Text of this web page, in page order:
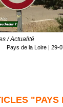
/ Actualité
Pays de la Loire | 29-